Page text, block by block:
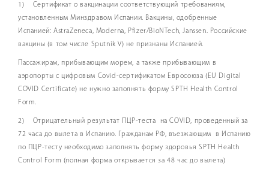
1) Сертификат о вакцинации соответствующий требованиям,
установленным Минздравом Испании. Вакцины, одобренные
Испанией: AstraZeneca, Moderna, Pfizer/BioNTech, Janssen. Российские
вакцины (в том числе Sputnik V) не признаны Испанией.
Пассажирам, прибывающим морем, а также прибывающим в
аэропорты с цифровым Covid-сертификатом Евросоюза (EU Digital
COVID Certificate) не нужно заполнять форму SPTH Health Control
Form.
2) Отрицательный результат ПЦР-теста на COVID, проведенный за
72 часа до вылета в Испанию. Гражданам РФ, въезжающим в Испанию
по ПЦР-тесту необходимо заполнять форму здоровья SPTH Health
Control Form (полная форма открывается за 48 час до вылета)